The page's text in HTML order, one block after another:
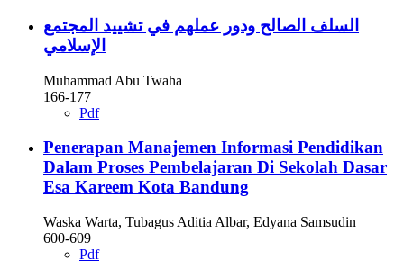
السلف الصالح ودور عملهم في تشييد المجتمع
الإسلامي
Muhammad Abu Twaha
166-177
Pdf
Penerapan Manajemen Informasi Pendidikan
Dalam Proses Pembelajaran Di Sekolah Dasar
Esa Kareem Kota Bandung
Waska Warta, Tubagus Aditia Albar, Edyana Samsudin
600-609
Pdf